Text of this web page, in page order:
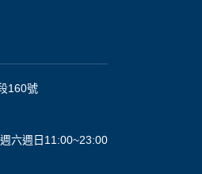
160號
六週日11:00~23:00